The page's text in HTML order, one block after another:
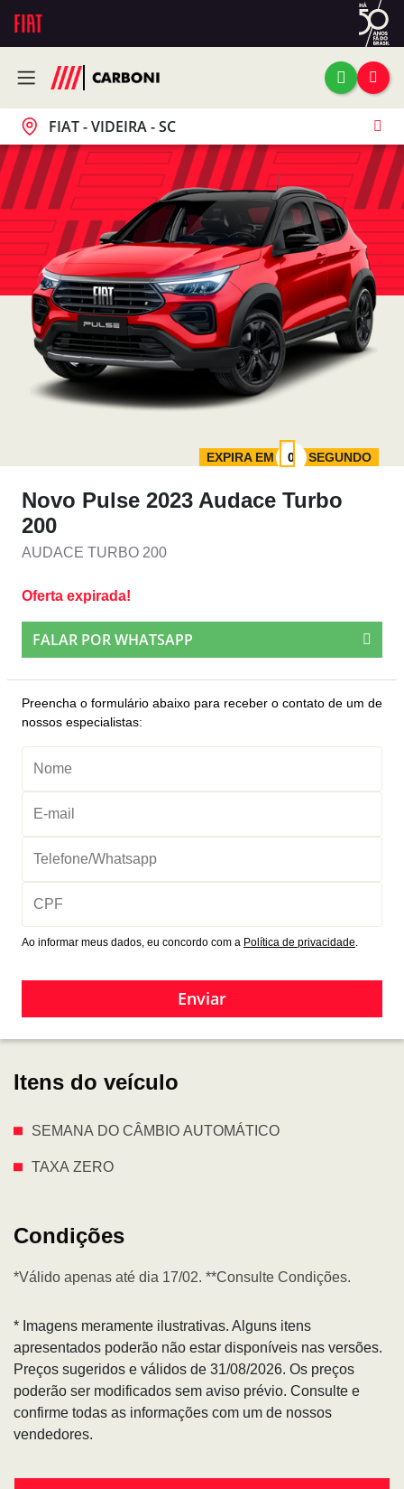
FIAT - VIDEIRA - SC
Itens do veículo
SEMANA DO CÂMBIO AUTOMÁTICO
TAXA ZERO
Condições
*Válido apenas até dia 17/02. **Consulte Condições.
* Imagens meramente ilustrativas. Alguns itens
apresentados poderão não estar disponíveis nas versões.
Preços sugeridos e válidos de 31/08/2026. Os preços
poderão ser modificados sem aviso prévio. Consulte e
confirme todas as informações com um de nossos
vendedores.
EXPIRA EM SEGUNDO
Novo Pulse 2023 Audace Turbo
200
AUDACE TURBO 200
Oferta expirada!
FALAR POR WHATSAPP
Preencha o formulário abaixo para receber o contato de um de
nossos especialistas:
Ao informar meus dados, eu concordo com a Política de privacidade
Enviar